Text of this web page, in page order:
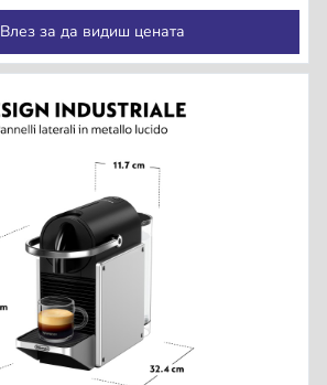
Влез за да видиш цената